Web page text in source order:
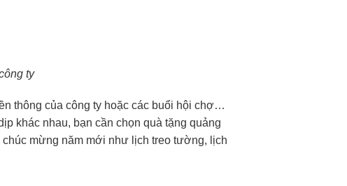
ty
thông của công ty hoặc các buổi hội chợ…
khác nhau, bạn cần chọn quà tặng quảng
mừng năm mới như lịch treo tường, lịch